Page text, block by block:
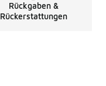
Rückgaben &
Rückerstattungen